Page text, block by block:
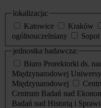
lokalizacja:
Katowice
Kraków
ogólnouczelniany
Sopot
jednostka badawcza:
Biuro Prorektorki ds.
Międzynarodowej
Międzynarodowej
Centrum Badań nad
Badań nad Historią i